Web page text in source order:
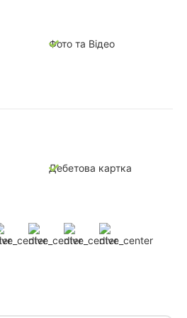
Фото та Відео
Дебетова картка